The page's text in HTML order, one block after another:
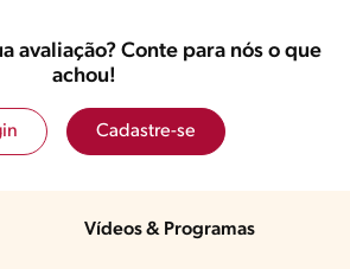
avaliação? Conte para nós o que
achou!
Cadastre-se
Vídeos & Programas​